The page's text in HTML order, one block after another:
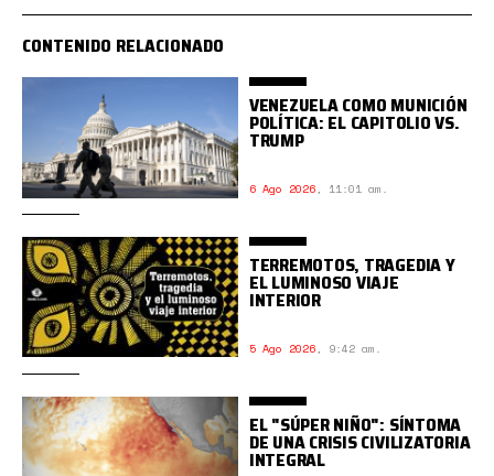
CONTENIDO RELACIONADO
VENEZUELA COMO MUNICIÓN
POLÍTICA: EL CAPITOLIO VS.
TRUMP
6 Ago 2026, 11:01 am.
TERREMOTOS, TRAGEDIA Y
EL LUMINOSO VIAJE
INTERIOR
5 Ago 2026, 9:42 am.
EL "SÚPER NIÑO": SÍNTOMA
DE UNA CRISIS CIVILIZATORIA
INTEGRAL